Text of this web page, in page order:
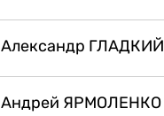
Александр ГЛАДКИЙ
Андрей ЯРМОЛЕНКО